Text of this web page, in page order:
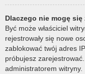
Dlaczego nie mogę się
Być może właściciel
rejestrowały się nowe
zablokować twój adres
próbujesz
administratorem witryny.